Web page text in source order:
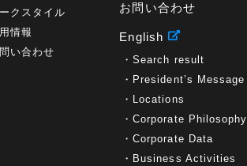
クスタイル
情報
い合わせ
お問い合わせ
English
Search result
President’s Message
Locations
Corporate Philosophy
Corporate Data
Business Activities